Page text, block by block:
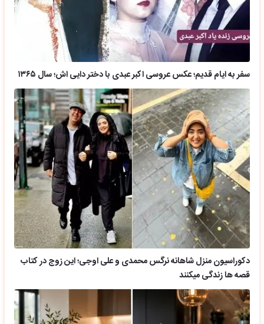
سفر به ایام قدیم؛ عکس عروسی اکبر عبدی با دختر دایی اش؛ سال ۱۳۶۵
دکوراسیون منزل شاهانه نرگس محمدی و علی اوجی؛ این زوج در کتاب
قصه ها زندگی میکنند